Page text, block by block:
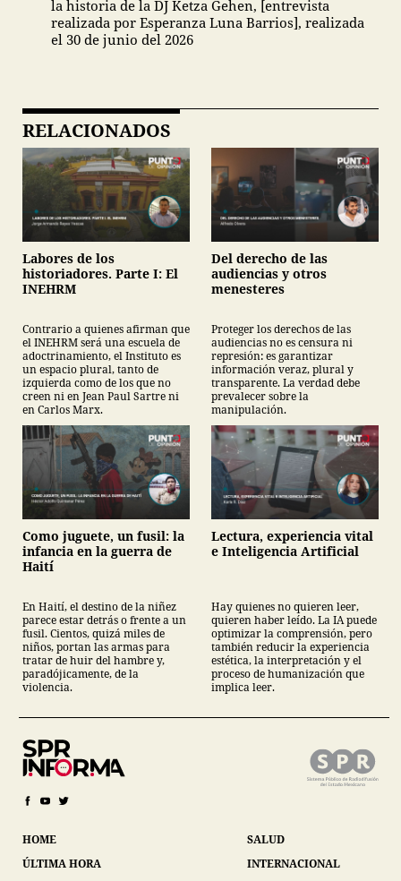
la historia de la DJ Ketza Gehen, [entrevista
realizada por Esperanza Luna Barrios], realizada
el 30 de junio del 2026
RELACIONADOS
Labores de los
historiadores. Parte I: El
INEHRM
Contrario a quienes afirman que
el INEHRM será una escuela de
adoctrinamiento, el Instituto es
un espacio plural, tanto de
izquierda como de los que no
creen ni en Jean Paul Sartre ni
en Carlos Marx.
Del derecho de las
audiencias y otros
menesteres
Proteger los derechos de las
audiencias no es censura ni
represión: es garantizar
información veraz, plural y
transparente. La verdad debe
prevalecer sobre la
manipulación.
Como juguete, un fusil: la
infancia en la guerra de
Haití
En Haití, el destino de la niñez
parece estar detrás o frente a un
fusil. Cientos, quizá miles de
niños, portan las armas para
tratar de huir del hambre y,
paradójicamente, de la
violencia.
Lectura, experiencia vital
e Inteligencia Artificial
Hay quienes no quieren leer,
quieren haber leído. La IA puede
optimizar la comprensión, pero
también reducir la experiencia
estética, la interpretación y el
proceso de humanización que
implica leer.
HOME
ÚLTIMA HORA
SALUD
INTERNACIONAL